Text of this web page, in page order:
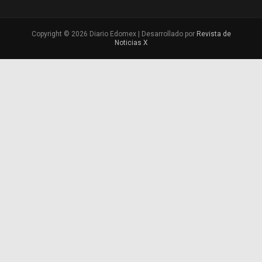
Copyright © 2026 Diario Edomex | Desarrollado por Revista de
Noticias X